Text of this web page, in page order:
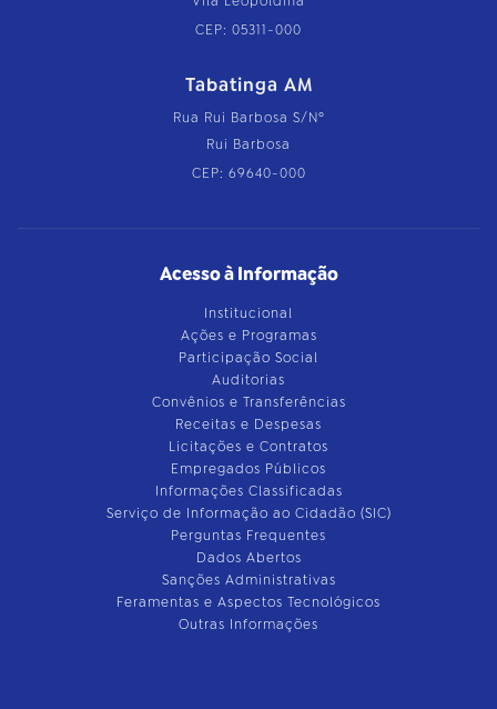
CEP: 05311-000
Tabatinga AM
Rua Rui Barbosa S/Nº
Rui Barbosa
CEP: 69640-000
Acesso à Informação
Institucional
Ações e Programas
Participação Social
Auditorias
Convênios e Transferências
Receitas e Despesas
Licitações e Contratos
Empregados Públicos
Informações Classificadas
Serviço de Informação ao Cidadão (SIC)
Perguntas Frequentes
Dados Abertos
Sanções Administrativas
Feramentas e Aspectos Tecnológicos
Outras Informações